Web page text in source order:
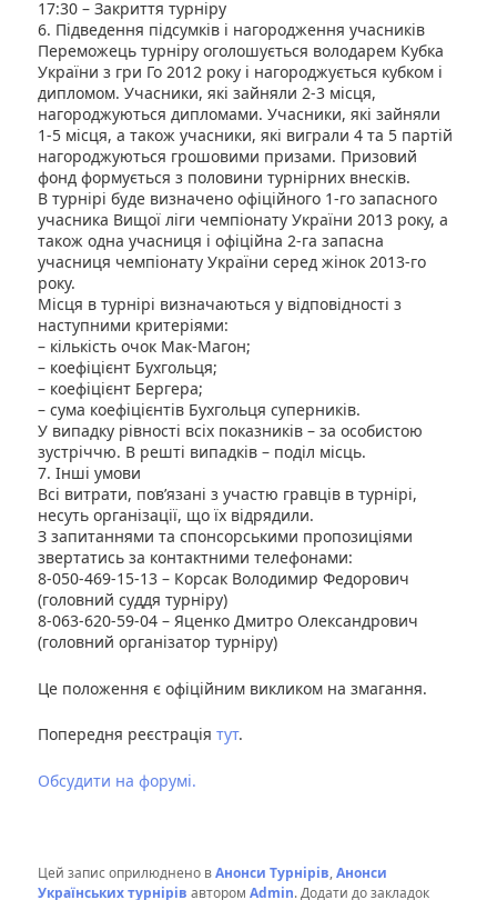
17:30 – Закриття турніру
6. Підведення підсумків і нагородження учасників
Переможець турніру оголошується володарем Кубка
України з гри Го 2012 року і нагороджується кубком і
дипломом. Учасники, які зайняли 2-3 місця,
нагороджуються дипломами. Учасники, які зайняли
1-5 місця, а також учасники, які виграли 4 та 5 партій
нагороджуються грошовими призами. Призовий
фонд формується з половини турнірних внесків.
В турнірі буде визначено офіційного 1-го запасного
учасника Вищої ліги чемпіонату України 2013 року, а
також одна учасниця і офіційна 2-га запасна
учасниця чемпіонату України серед жінок 2013-го
року.
Місця в турнірі визначаються у відповідності з
наступними критеріями:
– кількість очок Мак-Магон;
– коефіцієнт Бухгольця;
– коефіцієнт Бергера;
– сума коефіцієнтів Бухгольця суперників.
У випадку рівності всіх показників – за особистою
зустріччю. В решті випадків – поділ місць.
7. Інші умови
Всі витрати, пов’язані з участю гравців в турнірі,
несуть організації, що їх відрядили.
З запитаннями та спонсорськими пропозиціями
звертатись за контактними телефонами:
8-050-469-15-13 – Корсак Володимир Федорович
(головний суддя турніру)
8-063-620-59-04 – Яценко Дмитро Олександрович
(головний організатор турніру)
Це положення є офіційним викликом на змагання.
Попередня реєстраціятут.
Обсудити на форумі.
Цей запис оприлюднено вАнонси Турнірів,Анонси
Українських турнірів авторомAdmin. Додати до закладок